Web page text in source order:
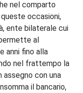
nel comparto
occasioni,
ente bilaterale cui
al
anni fino alla
nel frattempo la
con una
il bancario,